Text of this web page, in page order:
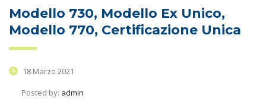
Modello 730, Modello Ex Unico,
Modello 770, Certificazione Unica
18 Marzo 2021
Posted by: admin